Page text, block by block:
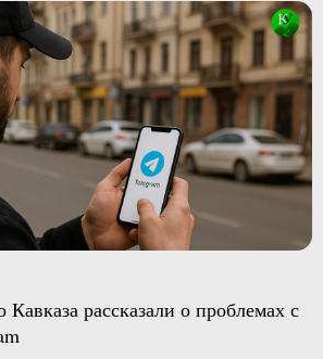
рассказали о проблемах с